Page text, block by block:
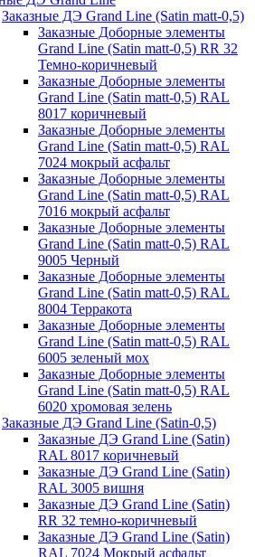
Заказные ДЭ Grand Line (Satin matt-0,5)
Заказные Доборные элементы
Grand Line (Satin matt-0,5) RR 32
Темно-коричневый
Заказные Доборные элементы
Grand Line (Satin matt-0,5) RAL
8017 коричневый
Заказные Доборные элементы
Grand Line (Satin matt-0,5) RAL
7024 мокрый асфальт
Заказные Доборные элементы
Grand Line (Satin matt-0,5) RAL
7016 мокрый асфальт
Заказные Доборные элементы
Grand Line (Satin matt-0,5) RAL
9005 Черный
Заказные Доборные элементы
Grand Line (Satin matt-0,5) RAL
8004 Терракота
Заказные Доборные элементы
Grand Line (Satin matt-0,5) RAL
6005 зеленый мох
Заказные Доборные элементы
Grand Line (Satin matt-0,5) RAL
6020 хромовая зелень
Заказные ДЭ Grand Line (Satin-0,5)
Заказные ДЭ Grand Line (Satin)
RAL 8017 коричневый
Заказные ДЭ Grand Line (Satin)
RAL 3005 вишня
Заказные ДЭ Grand Line (Satin)
RR 32 темно-коричневый
Заказные ДЭ Grand Line (Satin)
RAL 7024 Мокрый асфальт